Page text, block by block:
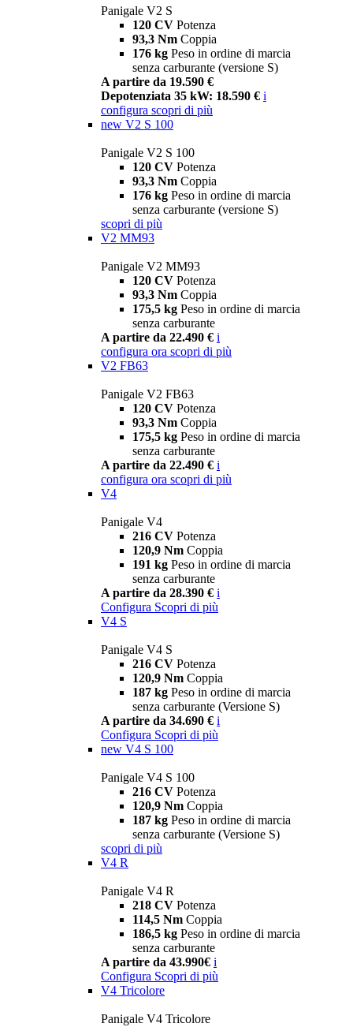
Panigale V2 S
120 CV Potenza
93,3 Nm Coppia
176 kg Peso in ordine di marcia
senza carburante (versione S)
A partire da 19.590 €
Depotenziata 35 kW: 18.590 € i
configura scopri di più
new V2 S 100
Panigale V2 S 100
120 CV Potenza
93,3 Nm Coppia
176 kg Peso in ordine di marcia
senza carburante (versione S)
scopri di più
V2 MM93
Panigale V2 MM93
120 CV Potenza
93,3 Nm Coppia
175,5 kg Peso in ordine di marcia
senza carburante
A partire da 22.490 € i
configura ora scopri di più
V2 FB63
Panigale V2 FB63
120 CV Potenza
93,3 Nm Coppia
175,5 kg Peso in ordine di marcia
senza carburante
A partire da 22.490 € i
configura ora scopri di più
V4
Panigale V4
216 CV Potenza
120,9 Nm Coppia
191 kg Peso in ordine di marcia
senza carburante
A partire da 28.390 € i
Configura Scopri di più
V4 S
Panigale V4 S
216 CV Potenza
120,9 Nm Coppia
187 kg Peso in ordine di marcia
senza carburante (Versione S)
A partire da 34.690 € i
Configura Scopri di più
new V4 S 100
Panigale V4 S 100
216 CV Potenza
120,9 Nm Coppia
187 kg Peso in ordine di marcia
senza carburante (Versione S)
scopri di più
V4 R
Panigale V4 R
218 CV Potenza
114,5 Nm Coppia
186,5 kg Peso in ordine di marcia
senza carburante
A partire da 43.990€ i
Configura Scopri di più
V4 Tricolore
Panigale V4 Tricolore